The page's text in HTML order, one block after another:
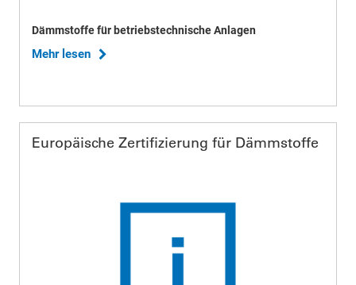
Dämmstoffe für betriebstechnische Anlagen
Mehr lesen
Europäische Zertifizierung für Dämmstoffe